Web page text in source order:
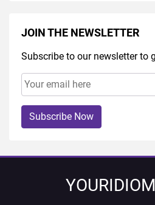
JOIN THE NEWSLETTER
Subscribe to our newsletter to
Subscribe Now